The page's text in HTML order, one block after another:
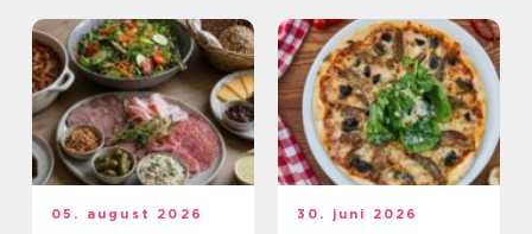
05. august 2026 30. juni 2026